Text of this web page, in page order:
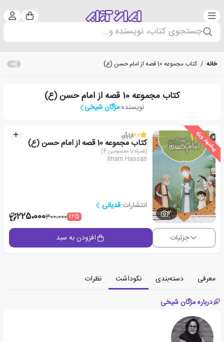
دسته‌بندی سبد
جستجوی کتاب، نویسنده و...
خانه / کتاب مجموعه 10 قصه از امام حسن (ع)
کتاب مجموعه 10 قصه از امام حسن (ع)
نویسنده:مژگان شیخی
پیشنهاد ویژه
2
3.2از1رأی
کتاب مجموعه 10 قصه از امام حسن (ع)
(همراه با معصومین 4)
Imam Hassan
انتشارات:قدیانی
٪25300،000225،000
جزئیات افزودن به سبد
معرفی دسته‌بندی نکوداشت
نظرات
درباره مژگان شیخی